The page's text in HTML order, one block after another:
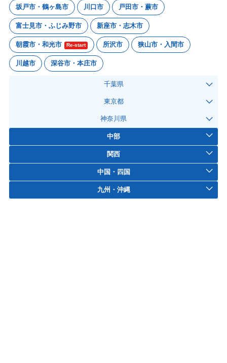
坂戸市・鶴ヶ島市 川口市 戸田市・蕨市
富士見市・ふじみ野市 新座市・志木市
朝霞市・和光市 Re-start 所沢市 狭山市・入間市
川越市 深谷市・本庄市
千葉県
東京都
神奈川県
中部
関西
中国・四国
九州・沖縄